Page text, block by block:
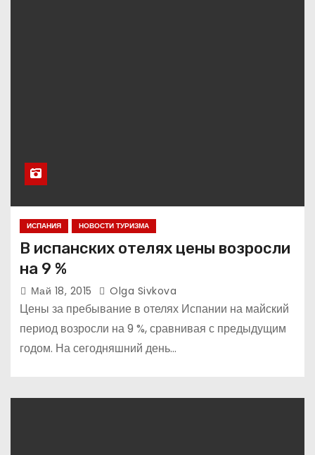
ИСПАНИЯ НОВОСТИ ТУРИЗМА
В испанских отелях цены возросли
на 9 %
Май 18, 2015 Olga Sivkova
Цены за пребывание в отелях Испании на майский
период возросли на 9 %, сравнивая с предыдущим
годом. На сегодняшний день…